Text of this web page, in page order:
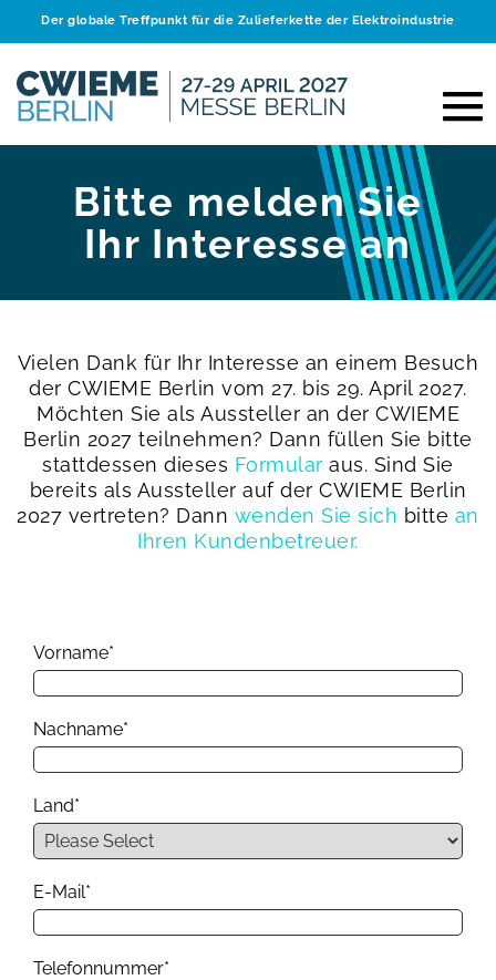
Der globale Treffpunkt für die Zulieferkette der Elektroindustrie
Bitte melden Sie
Ihr Interesse an
Vielen Dank für Ihr Interesse an einem Besuch
der CWIEME Berlin vom 27. bis 29. April 2027.
Möchten Sie als Aussteller an der CWIEME
Berlin 2027 teilnehmen? Dann füllen Sie bitte
stattdessen dieses Formular aus. Sind Sie
bereits als Aussteller auf der CWIEME Berlin
2027 vertreten? Dann wenden Sie sich bitte an
Ihren Kundenbetreuer.
Vorname*
Nachname*
Land*
E-Mail*
Telefonnummer*